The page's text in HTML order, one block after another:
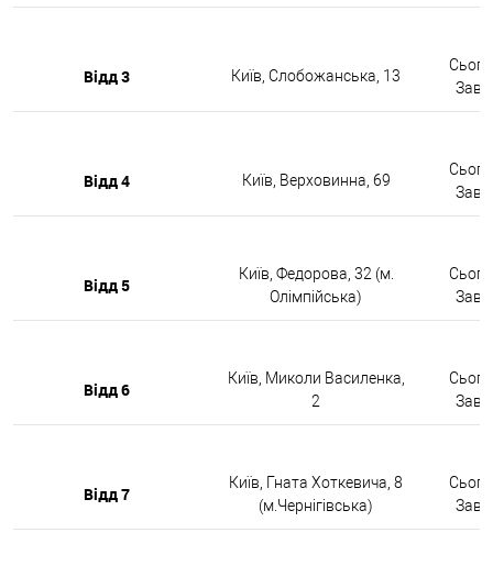
Відд 3 Київ, Слобожанська, 13
Відд 4 Київ, Верховинна, 69
Відд 5
Київ, Федорова, 32 (м.
Олімпійська)
Відд 6
Київ, Миколи Василенка,
2
Відд 7
Київ, Гната Хоткевича, 8
(м.Чернігівська)